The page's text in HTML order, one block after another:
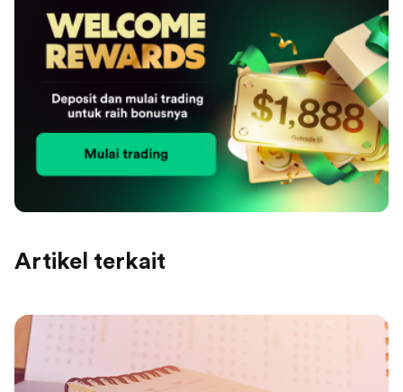
Artikel terkait